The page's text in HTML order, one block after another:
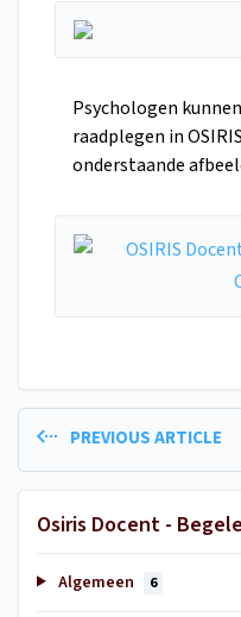
Psychologen
raadplegen in
onderstaande
PREVIOUS ARTICLE
Osiris Docent -
Algemeen 6